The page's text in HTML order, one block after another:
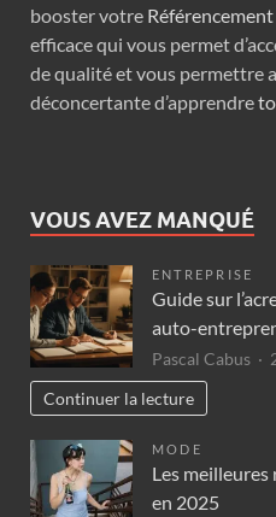
booster votre
efficace qui vous permet
de qualité et vous permettre
déconcertante d’apprendre
VOUS AVEZ MANQUÉ
ENTREPRISE
Guide sur
auto-
Pascal Cabus
Continuer la lecture
MODE
Les
en 2025